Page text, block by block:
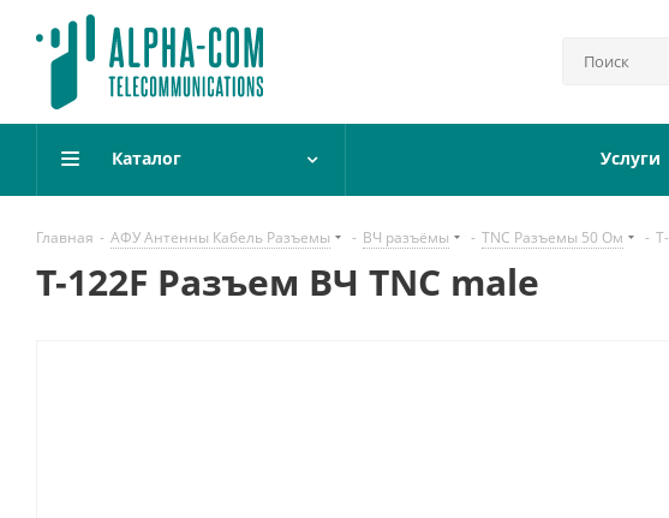
Каталог Услуги
Главная - АФУ Антенны Кабель Разъемы - ВЧ разъёмы - TNC Разъемы 50 Ом -
T-122F Разъем ВЧ TNC male